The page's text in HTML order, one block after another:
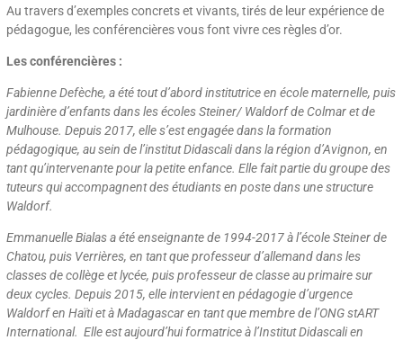
Au travers d’exemples concrets et vivants, tirés de leur expérience de
pédagogue, les conférencières vous font vivre ces règles d’or.
Les conférencières :
Fabienne Defèche, a été tout d’abord institutrice en école maternelle, puis
jardinière d’enfants dans les écoles Steiner/ Waldorf de Colmar et de
Mulhouse. Depuis 2017, elle s’est engagée dans la formation
pédagogique, au sein de l’institut Didascali dans la région d’Avignon, en
tant qu’intervenante pour la petite enfance. Elle fait partie du groupe des
tuteurs qui accompagnent des étudiants en poste dans une structure
Waldorf.
Emmanuelle Bialas a été enseignante de 1994-2017 à l’école Steiner de
Chatou, puis Verrières, en tant que professeur d’allemand dans les
classes de collège et lycée, puis professeur de classe au primaire sur
deux cycles. Depuis 2015, elle intervient en pédagogie d’urgence
Waldorf en Haïti et à Madagascar en tant que membre de l’ONG stART
International. Elle est aujourd’hui formatrice à l’Institut Didascali en